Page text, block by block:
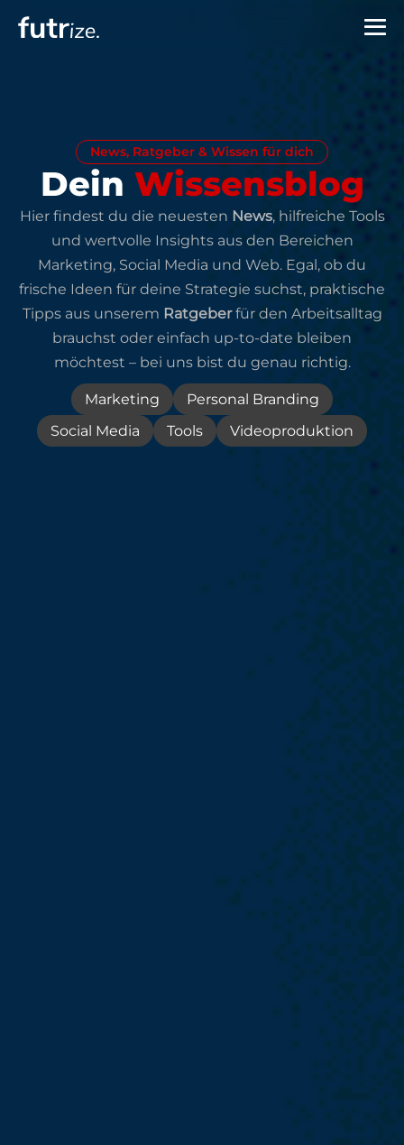
News, Ratgeber & Wissen für dich
Dein Wissensblog
Hier findest du die neuesten News, hilfreiche Tools
und wertvolle Insights aus den Bereichen
Marketing, Social Media und Web. Egal, ob du
frische Ideen für deine Strategie suchst, praktische
Tipps aus unserem Ratgeberfür den Arbeitsalltag
brauchst oder einfach up-to-date bleiben
möchtest – bei uns bist du genau richtig.
Marketing
Personal Branding
Social Media
Tools Videoproduktion